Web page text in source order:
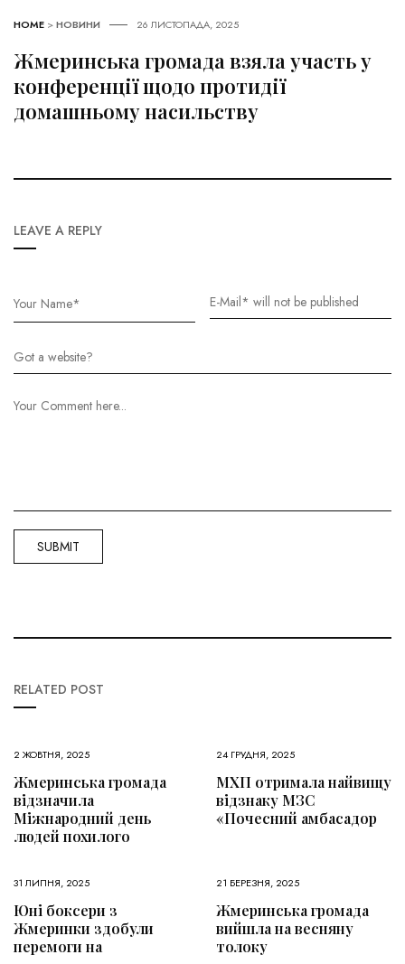
HOME >НОВИНИ 26 ЛИСТОПАДА, 2025
Жмеринська громада взяла участь у
конференції щодо протидії
домашньому насильству
LEAVE A REPLY
RELATED POST
2 ЖОВТНЯ, 2025
Жмеринська громада
відзначила
Міжнародний день
людей похилого
24 ГРУДНЯ, 2025
МХП отримала найвищу
відзнаку МЗС
«Почесний амбасадор
31 ЛИПНЯ, 2025
Юні боксери з
Жмеринки здобули
перемоги на
21 БЕРЕЗНЯ, 2025
Жмеринська громада
вийшла на весняну
толоку